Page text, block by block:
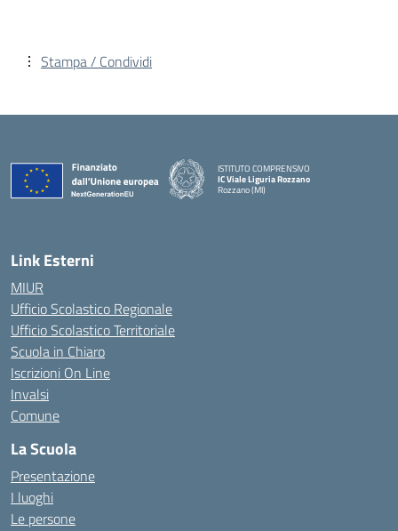
Stampa / Condividi
ISTITUTO COMPRENSIVO
IC Viale Liguria Rozzano
Rozzano (MI)
Link Esterni
MIUR
Ufficio Scolastico Regionale
Ufficio Scolastico Territoriale
Scuola in Chiaro
Iscrizioni On Line
Invalsi
Comune
La Scuola
Presentazione
I luoghi
Le persone